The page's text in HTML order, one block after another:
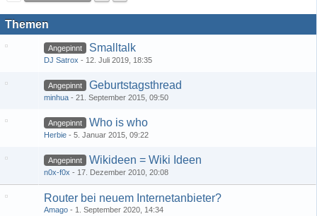
Themen
Angepinnt Smalltalk
DJ Satrox 12. Juli 2019, 18:35
Angepinnt Geburtstagsthread
minhua 21. September 2015, 09:50
Angepinnt Who is who
Herbie 5. Januar 2015, 09:22
Angepinnt Wikideen = Wiki Ideen
n0x-f0x 17. Dezember 2010, 20:08
Router bei neuem Internetanbieter?
Amago 1. September 2020, 14:34